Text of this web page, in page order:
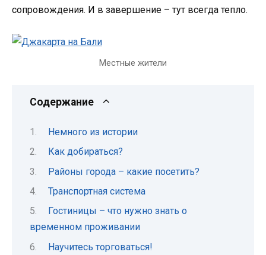
сопровождения. И в завершение – тут всегда тепло.
Местные жители
Содержание
Немного из истории
Как добираться?
Районы города – какие посетить?
Транспортная система
Гостиницы – что нужно знать о
временном проживании
Научитесь торговаться!